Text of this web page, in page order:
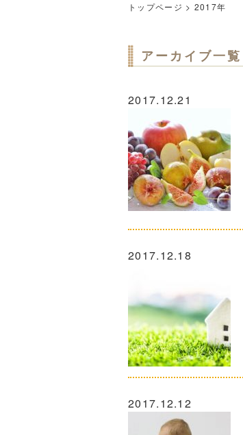
トップページ > 2017年
アーカイブ一覧
2017.12.21
2017.12.18
2017.12.12